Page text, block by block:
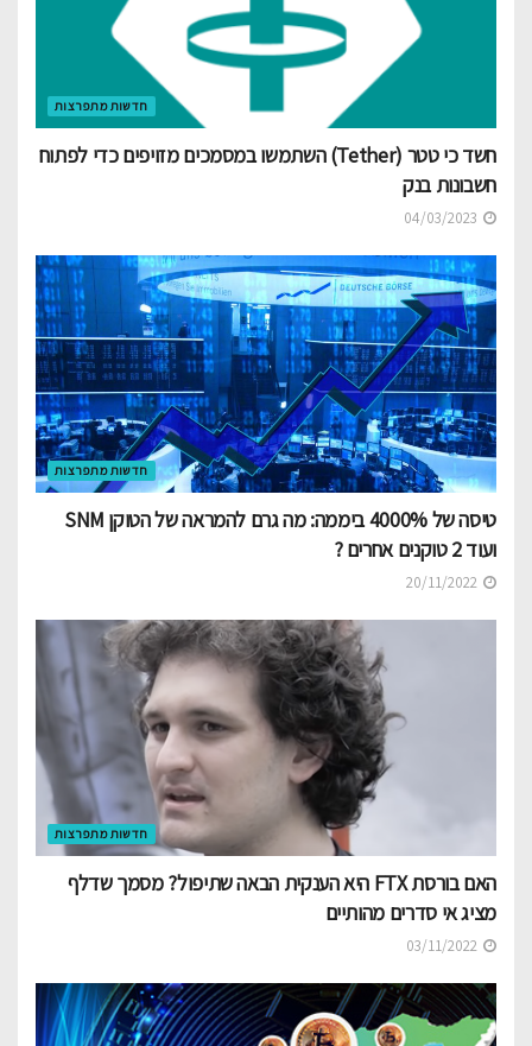
חדשות מתפרצות
חשד כי טטר (Tether) השתמשו במסמכים מזויפים כדי לפתוח
חשבונות בנק
חדשות מתפרצות
טיסה של 4000% ביממה: מה גרם להמראה של הטוקן SNM
ועוד 2 טוקנים אחרים ?
חדשות מתפרצות
האם בורסת FTX היא הענקית הבאה שתיפול? מסמך שדלף
מציג אי סדרים מהותיים